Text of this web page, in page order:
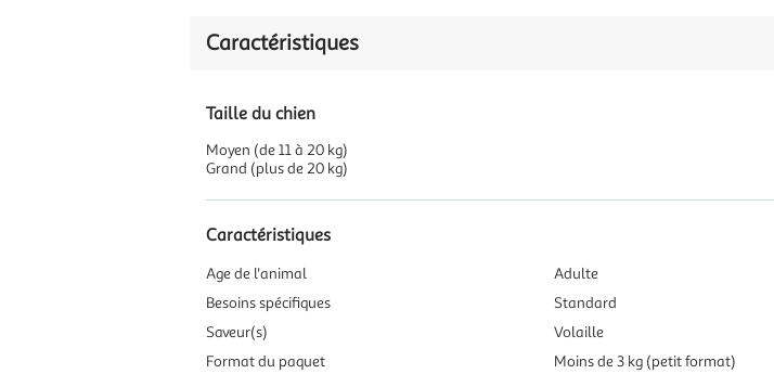
Caractéristiques
Taille du chien
Moyen (de 11 à 20 kg)
Grand (plus de 20 kg)
Caractéristiques
Age de l'animal
Adulte
Besoins spécifiques
Standard
Saveur(s)
Volaille
Format du paquet
Moins de 3 kg (petit format)